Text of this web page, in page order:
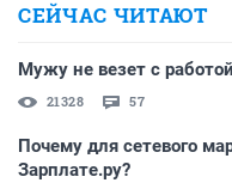
СЕЙЧАС ЧИТАЮТ
Мужу не везет с
21328 57
Почему для сетевого
Зарплате.ру?